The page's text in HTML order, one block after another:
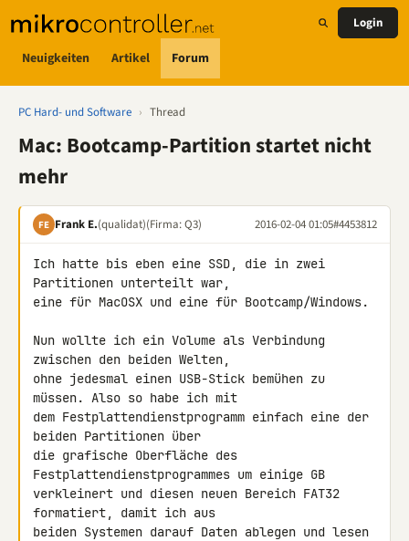
Neuigkeiten Artikel Forum
Login
PC Hard- und Software › Thread
Mac: Bootcamp-Partition startet nicht
mehr
FE Frank E.(qualidat)(Firma: Q3) 2016-02-04 01:05#4453812
Ich hatte bis eben eine SSD, die in zwei
Partitionen unterteilt war,
eine für MacOSX und eine für Bootcamp/Windows.
Nun wollte ich ein Volume als Verbindung
zwischen den beiden Welten,
ohne jedesmal einen USB-Stick bemühen zu
müssen. Also so habe ich mit
dem Festplattendienstprogramm einfach eine der
beiden Partitionen über
die grafische Oberfläche des
Festplattendienstprogrammes um einige GB
verkleinert und diesen neuen Bereich FAT32
formatiert, damit ich aus
beiden Systemen darauf Daten ablegen und lesen